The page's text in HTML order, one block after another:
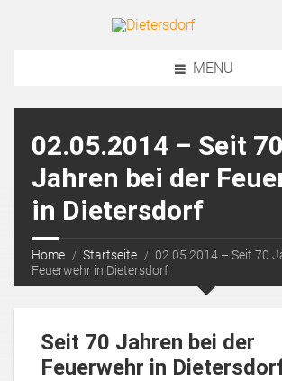
MENU
02.05.2014 – Seit 70
Jahren bei der
in Dietersdorf
Home Startseite
02.05.2014 – Seit 70
Feuerwehr in Dietersdorf
Seit 70 Jahren bei der
Feuerwehr in